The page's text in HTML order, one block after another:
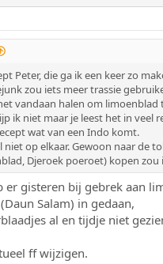
Peter, die ga ik een keer zo
zou iets meer trassie
vandaan halen om
ik niet maar je leest het in veel
wat van een Indo komt.
niet op elkaar. Gewoon naar de
Djeroek poeroet) kopen zou
er gisteren bij gebrek aan
Salam) in gedaan,
al en tijdje niet
ff wijzigen.